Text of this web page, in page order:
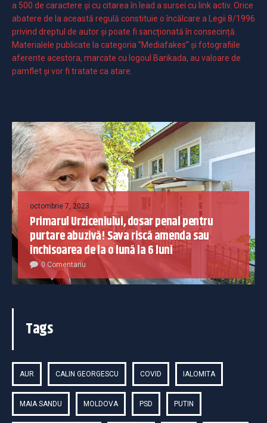
a 500 de caractere şi cu citarea în lead a sursei cu link activ. Orice
abatere de la această regulă constituie o încălcare a Legii 8/1996
privind dreptul de autor și poate fi sancționată în consecință.
Materialele publicate la categoria ”Mediafakes” și fotografiile
aferente acestora, marcate cu logoul Barikada, au valoare de
pamflet și vor fi tratate ca atare.
octombrie 7, 2023
Primarul Urziceniului, dosar penal pentru
purtare abuzivă! Sava riscă amenda sau
închisoarea de la o lună la 6 luni
0 Comentariu
Tags
AUR CALIN GEORGESCU COVID IALOMITA
MAIA SANDU MOLDOVA PSD PUTIN